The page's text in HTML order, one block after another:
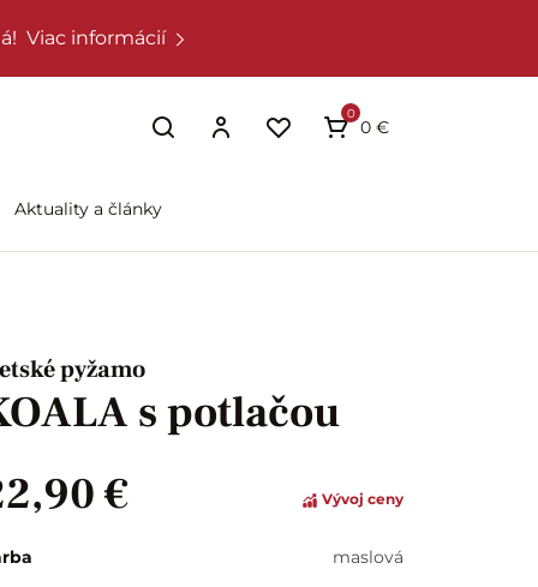
Viac informácií
0
0 €
Aktuality a články
pyžamo
s potlačou
€
Vývoj ceny
maslová